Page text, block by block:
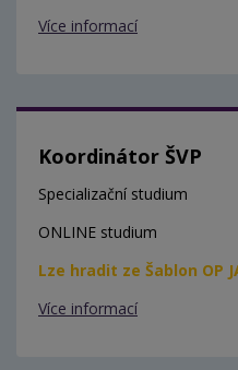
Více informací
Koordinátor ŠVP
Specializační studium
ONLINE studium
Lze hradit ze Šablon OP
Více informací